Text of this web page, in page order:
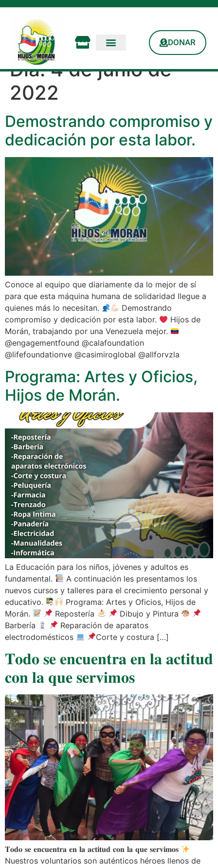
DONAR
Día:4 de junio de
2022
Demostrando compromiso y
dedicación por esta labor.
Conoce al equipo que diariamente da lo mejor de sí
para que esta máquina humana de solidaridad llegue a
quienes más lo necesitan.
Demostrando
compromiso y dedicación por esta labor.
Hijos de
Morán, trabajando por una Venezuela mejor.
@engagementfound @calafoundation
@lifefoundationve @casimiroglobal @allforvzla
Programa: Artes y Oficios,
Hijos de Morán.
La Educación para los niños, jóvenes y adultos es
fundamental.
A continuación les presentamos los
nuevos cursos y talleres para el crecimiento personal y
educativo.
Programa: Artes y Oficios, Hijos de
Morán.
Repostería
Dibujo y Pintura
Barbería
Reparación de aparatos
electrodomésticos
Corte y costura […]
𝐓𝐨𝐝𝐨 𝐬𝐞 𝐞𝐧𝐜𝐮𝐞𝐧𝐭𝐫𝐚 𝐞𝐧 𝐥𝐚 𝐚𝐜𝐭𝐢𝐭𝐮𝐝
𝐜𝐨𝐧 𝐥𝐚 𝐪𝐮𝐞 𝐬𝐞𝐫𝐯𝐢𝐦𝐨𝐬
𝐓𝐨𝐝𝐨 𝐬𝐞 𝐞𝐧𝐜𝐮𝐞𝐧𝐭𝐫𝐚 𝐞𝐧 𝐥𝐚 𝐚𝐜𝐭𝐢𝐭𝐮𝐝 𝐜𝐨𝐧 𝐥𝐚 𝐪𝐮𝐞 𝐬𝐞𝐫𝐯𝐢𝐦𝐨𝐬
Nuestros voluntarios son auténticos héroes llenos de